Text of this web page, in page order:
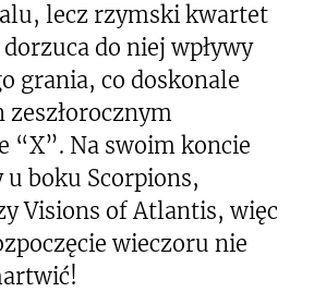
lecz rzymski kwartet
do niej wpływy
grania, co doskonale
zeszłorocznym
“X”. Na swoim koncie
boku Scorpions,
Visions of Atlantis, więc
wieczoru nie